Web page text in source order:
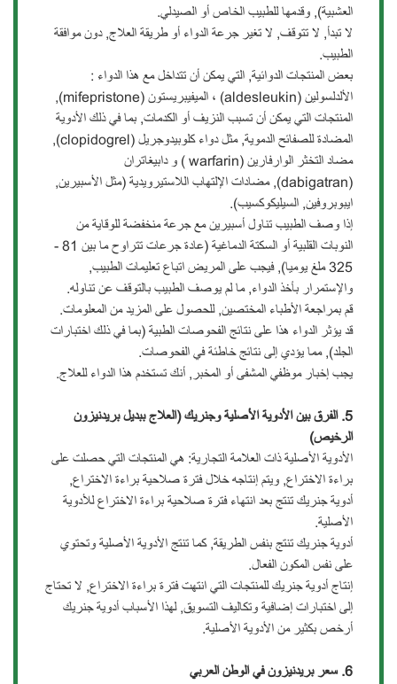
العشبية), وقدمها للطبيب الخاص أو الصيدلي.
لا تبدأ, لا تتوقف, لا تغير جرعة الدواء أو طريقة العلاج, دون موافقة
الطبيب.
بعض المنتجات الدوائية, التي يمكن أن تتداخل مع هذا الدواء :
الألدلسولين (aldesleukin) ، الميفيبريستون (mifepristone),
المنتجات التي يمكن أن تسبب النزيف أو الكدمات, بما في ذلك الأدوية
المضادة للصفائح الدموية, مثل دواء كلوبيدوجريل (clopidogrel),
مضاد التخثر الوارفارين (warfarin ) و دابيغاتران
(dabigatran), مضادات الإلتهاب اللاستيرويدية (مثل الأسبيرين,
ايبوبروفين, السيليكوكسيب).
إذا وصف الطبيب تناول أسبيرين مع جرعة منخفضة للوقاية من
النوبات القلبية أو السكتة الدماغية (عادة جرعات تتراوح ما بين 81 -
325 ملغ يوميا), فيجب على المريض اتباع تعليمات الطبيب,
والإستمرار بأخذ الدواء, ما لم يوصف الطبيب بالتوقف عن تناوله.
قم بمراجعة الأطباء المختصين, للحصول على المزيد من المعلومات.
قد يؤثر الدواء هذا على نتائج الفحوصات الطبية (بما في ذلك اختبارات
الجلد), مما يؤدي إلى نتائج خاطئة في الفحوصات.
يجب إخبار موظفي المشفى أو المخبر, أنك تستخدم هذا الدواء للعلاج.
5. الفرق بين الأدوية الأصلية وجنريك (العلاج ببديل بريدنيزون
الرخيص)
الأدوية الأصلية ذات العلامة التجارية: هي المنتجات التي حصلت على
براءة الاختراع, ويتم إنتاجه خلال فترة صلاحية براءة الاختراع,
أدوية جنريك تنتج بعد انتهاء فترة صلاحية براءة الاختراع للأدوية
الأصلية.
أدوية جنريك تنتج بنفس الطريقة, كما تنتج الأدوية الأصلية وتحتوي
على نفس المكون الفعال.
إنتاج أدوية جنريك للمنتجات التي انتهت فترة براءة الاختراع, لا تحتاج
إلى اختبارات إضافية وتكاليف التسويق, لهذا الأسباب أدوية جنريك
أرخص بكثير من الأدوية الأصلية.
6. سعر بريدنيزون في الوطن العربي